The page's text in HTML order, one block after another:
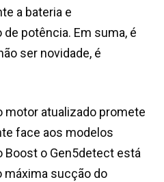
a bateria e
potência. Em suma, é
ser novidade, é
motor atualizado promete
face aos modelos
Boost o Gen5detect está
máxima sucção do